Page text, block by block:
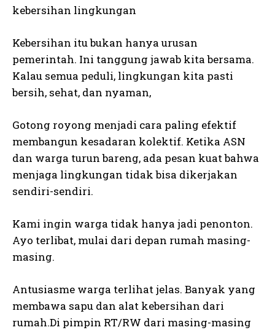
kebersihan lingkungan
Kebersihan itu bukan hanya urusan
pemerintah. Ini tanggung jawab kita bersama.
Kalau semua peduli, lingkungan kita pasti
bersih, sehat, dan nyaman,
Gotong royong menjadi cara paling efektif
membangun kesadaran kolektif. Ketika ASN
dan warga turun bareng, ada pesan kuat bahwa
menjaga lingkungan tidak bisa dikerjakan
sendiri-sendiri.
Kami ingin warga tidak hanya jadi penonton.
Ayo terlibat, mulai dari depan rumah masing-
masing.
Antusiasme warga terlihat jelas. Banyak yang
membawa sapu dan alat kebersihan dari
rumah.Di pimpin RT/RW dari masing-masing